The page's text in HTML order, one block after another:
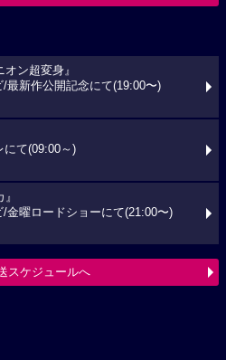
オン超変身』
最新作公開記念にて(19:00〜)
にて(09:00～)
金曜ロードショーにて(21:00〜)
スケジュールへ